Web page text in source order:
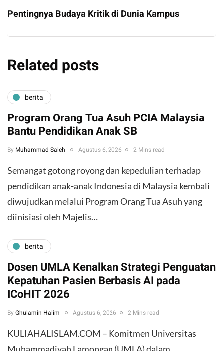
Pentingnya Budaya Kritik di Dunia Kampus
Related posts
berita
Program Orang Tua Asuh PCIA Malaysia
Bantu Pendidikan Anak SB
By Muhammad Saleh Agustus 6, 2026 2 Mins read
​Semangat gotong royong dan kepedulian terhadap
pendidikan anak-anak Indonesia di Malaysia kembali
diwujudkan melalui Program Orang Tua Asuh yang
diinisiasi oleh Majelis…
berita
Dosen UMLA Kenalkan Strategi Penguatan
Kepatuhan Pasien Berbasis AI pada
ICoHIT 2026
By Ghulamin Halim Agustus 6, 2026 2 Mins read
KULIAHALISLAM.COM – Komitmen Universitas
Muhammadiyah Lamongan (UMLA) dalam